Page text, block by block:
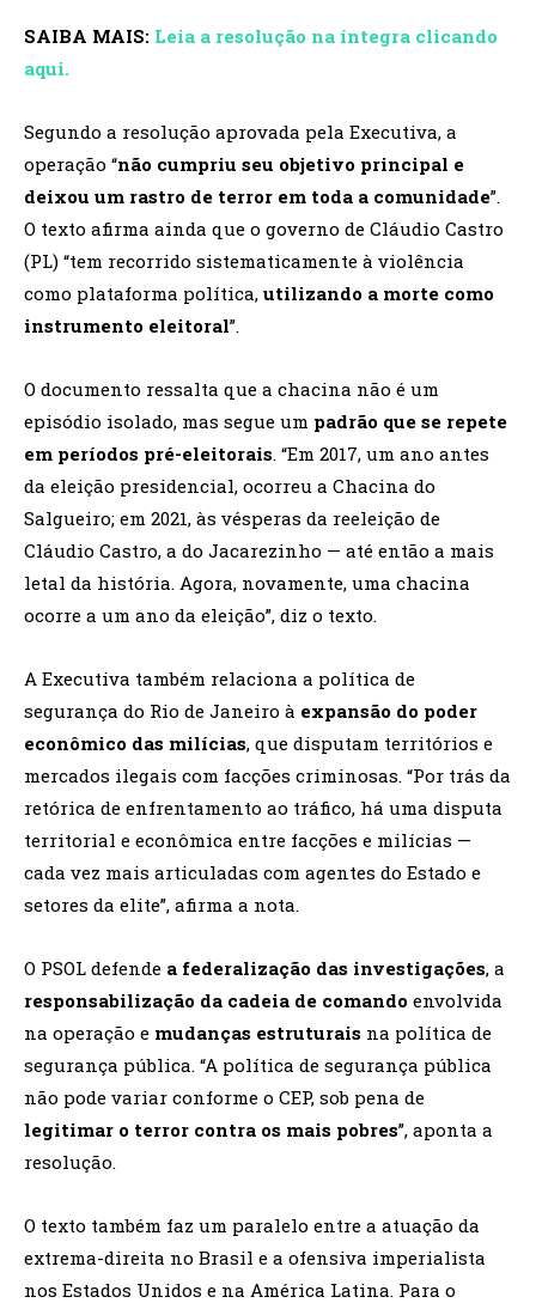
SAIBA MAIS: Leia a resolução na íntegra clicando
aqui.
Segundo a resolução aprovada pela Executiva, a
operação “não cumpriu seu objetivo principal e
deixou um rastro de terror em toda a comunidade”.
O texto afirma ainda que o governo de Cláudio Castro
(PL) “tem recorrido sistematicamente à violência
como plataforma política, utilizando a morte como
instrumento eleitoral”.
O documento ressalta que a chacina não é um
episódio isolado, mas segue um padrão que se repete
em períodos pré-eleitorais. “Em 2017, um ano antes
da eleição presidencial, ocorreu a Chacina do
Salgueiro; em 2021, às vésperas da reeleição de
Cláudio Castro, a do Jacarezinho — até então a mais
letal da história. Agora, novamente, uma chacina
ocorre a um ano da eleição”, diz o texto.
A Executiva também relaciona a política de
segurança do Rio de Janeiro à expansão do poder
econômico das milícias, que disputam territórios e
mercados ilegais com facções criminosas. “Por trás da
retórica de enfrentamento ao tráfico, há uma disputa
territorial e econômica entre facções e milícias —
cada vez mais articuladas com agentes do Estado e
setores da elite”, afirma a nota.
O PSOL defende a federalização das investigações, a
responsabilização da cadeia de comando envolvida
na operação e mudanças estruturais na política de
segurança pública. “A política de segurança pública
não pode variar conforme o CEP, sob pena de
legitimar o terror contra os mais pobres”, aponta a
resolução.
O texto também faz um paralelo entre a atuação da
extrema-direita no Brasil e a ofensiva imperialista
nos Estados Unidos e na América Latina. Para o